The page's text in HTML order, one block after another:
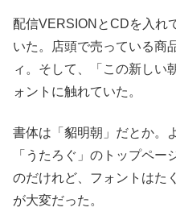
配信VERSIONとCDを入れ
いた。店頭で売っている商
ィ。そして、「この新しい
ォントに触れていた。
書体は「貂明朝」だとか。
「うたろぐ」のトップペー
のだけれど、フォントはた
が大変だった。